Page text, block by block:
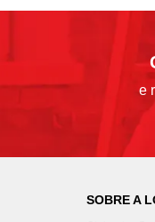
e
SOBRE A